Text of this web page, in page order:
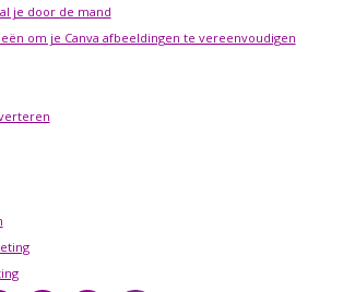
je door de mand
om je Canva afbeeldingen te vereenvoudigen